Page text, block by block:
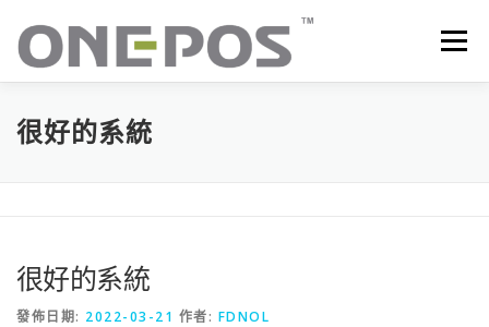
選單
所有產品．下載
很好的系統
很好的系統
發佈日期: 2022-03-21 作者: FDNOL